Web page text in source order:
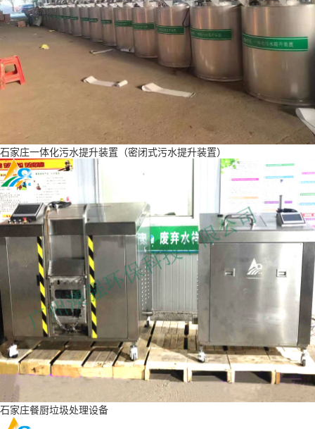
石家庄一体化污水提升装置（密闭式污水提升装置）
石家庄餐厨垃圾处理设备